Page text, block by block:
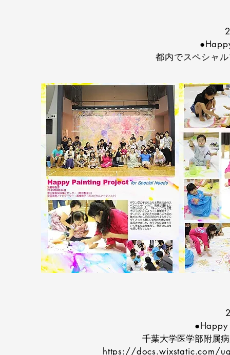
都内でスペシャ
千葉大学医学部附属
https://docs.wixstatic.com/